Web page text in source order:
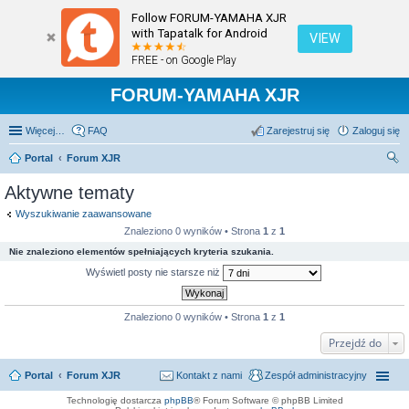
Follow FORUM-YAMAHA XJR
with Tapatalk for Android
FREE - on Google Play
VIEW
FORUM-YAMAHA XJR
Więcej… FAQ Zaloguj się
Zarejestruj się
Portal
Forum XJR
Aktywne tematy
Wyszukiwanie zaawansowane
Znaleziono 0 wyników • Strona 1 z 1
Nie znaleziono elementów spełniających kryteria szukania.
Wyświetl posty nie starsze niż
Znaleziono 0 wyników • Strona 1 z 1
Przejdź do
Portal Forum XJR Zespół administracyjny
Kontakt z nami
Technologię dostarcza phpBB® Forum Software © phpBB Limited